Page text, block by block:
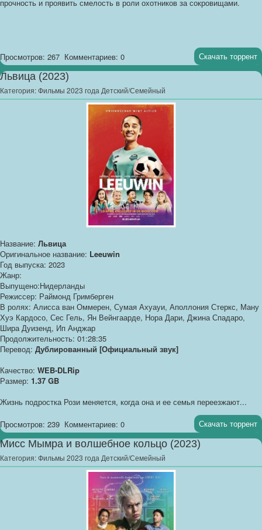
прочность и проявить смелость в роли охотников за сокровищами.
Просмотров: 267 Комментариев: 0 Скачать торрент
Львица (2023)
Категория:Фильмы 2023 года Детский/Семейный
Название: Львица
Оригинальное название: Leeuwin
Год выпуска: 2023
Жанр:
Выпущено:Нидерланды
Режиссер: Раймонд Гримберген
В ролях: Алисса ван Оммерен, Сумая Ахуауи, Аполлония Стеркс, Ману
Хуэ Кардосо, Сес Гель, Ян Вейнгаарде, Нора Дари, Джина Спадаро,
Шира Дуизенд, Ип Анджар
Продолжительность: 01:28:35
Перевод: Дублированный [Официальный звук]
Качество: WEB-DLRip
Размер: 1.37 GB
Жизнь подростка Рози меняется, когда она и ее семья переезжают...
Просмотров: 239 Комментариев: 0 Скачать торрент
Мисс Мымра и волшебное кольцо (2023)
Категория:Фильмы 2023 года Детский/Семейный